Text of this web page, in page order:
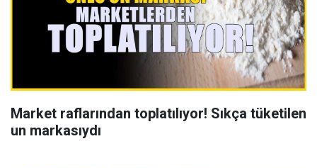
Market raflarından toplatılıyor! Sıkça tüketilen
un markasıydı